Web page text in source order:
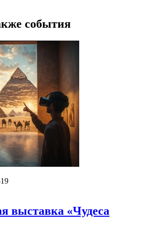
события
выставка «Чудеса